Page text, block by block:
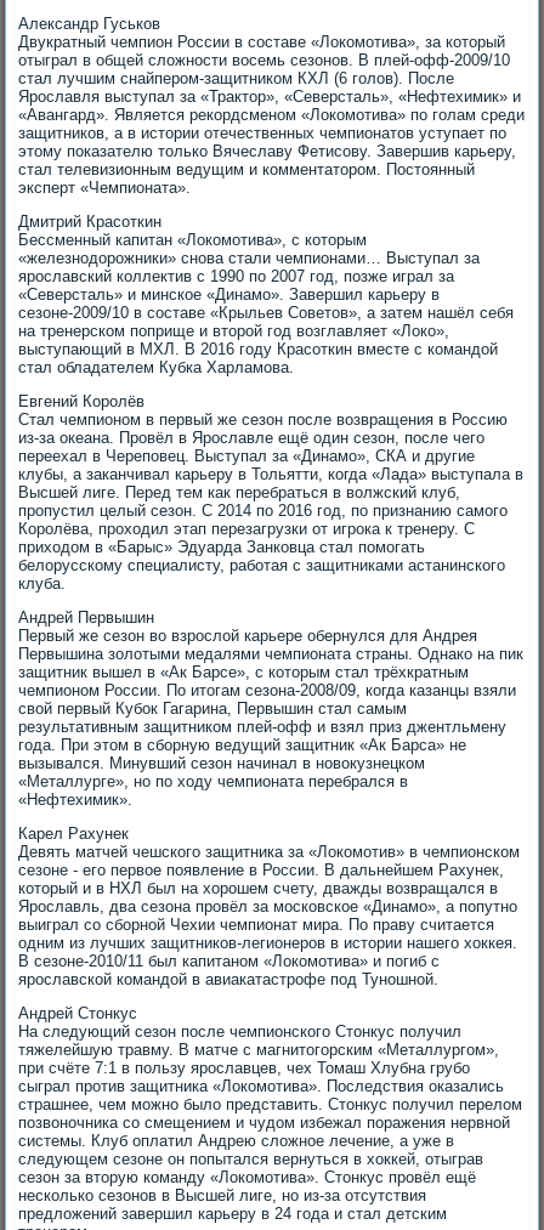
Александр Гуськов
Двукратный чемпион России в составе «Локомотива», за который
отыграл в общей сложности восемь сезонов. В плей-офф-2009/10
стал лучшим снайпером-защитником КХЛ (6 голов). После
Ярославля выступал за «Трактор», «Северсталь», «Нефтехимик» и
«Авангард». Является рекордсменом «Локомотива» по голам среди
защитников, а в истории отечественных чемпионатов уступает по
этому показателю только Вячеславу Фетисову. Завершив карьеру,
стал телевизионным ведущим и комментатором. Постоянный
эксперт «Чемпионата».
Дмитрий Красоткин
Бессменный капитан «Локомотива», с которым
«железнодорожники» снова стали чемпионами… Выступал за
ярославский коллектив с 1990 по 2007 год, позже играл за
«Северсталь» и минское «Динамо». Завершил карьеру в
сезоне-2009/10 в составе «Крыльев Советов», а затем нашёл себя
на тренерском поприще и второй год возглавляет «Локо»,
выступающий в МХЛ. В 2016 году Красоткин вместе с командой
стал обладателем Кубка Харламова.
Евгений Королёв
Стал чемпионом в первый же сезон после возвращения в Россию
из-за океана. Провёл в Ярославле ещё один сезон, после чего
переехал в Череповец. Выступал за «Динамо», СКА и другие
клубы, а заканчивал карьеру в Тольятти, когда «Лада» выступала в
Высшей лиге. Перед тем как перебраться в волжский клуб,
пропустил целый сезон. С 2014 по 2016 год, по признанию самого
Королёва, проходил этап перезагрузки от игрока к тренеру. С
приходом в «Барыс» Эдуарда Занковца стал помогать
белорусскому специалисту, работая с защитниками астанинского
клуба.
Андрей Первышин
Первый же сезон во взрослой карьере обернулся для Андрея
Первышина золотыми медалями чемпионата страны. Однако на пик
защитник вышел в «Ак Барсе», с которым стал трёхкратным
чемпионом России. По итогам сезона-2008/09, когда казанцы взяли
свой первый Кубок Гагарина, Первышин стал самым
результативным защитником плей-офф и взял приз джентльмену
года. При этом в сборную ведущий защитник «Ак Барса» не
вызывался. Минувший сезон начинал в новокузнецком
«Металлурге», но по ходу чемпионата перебрался в
«Нефтехимик».
Карел Рахунек
Девять матчей чешского защитника за «Локомотив» в чемпионском
сезоне - его первое появление в России. В дальнейшем Рахунек,
который и в НХЛ был на хорошем счету, дважды возвращался в
Ярославль, два сезона провёл за московское «Динамо», а попутно
выиграл со сборной Чехии чемпионат мира. По праву считается
одним из лучших защитников-легионеров в истории нашего хоккея.
В сезоне-2010/11 был капитаном «Локомотива» и погиб с
ярославской командой в авиакатастрофе под Туношной.
Андрей Стонкус
На следующий сезон после чемпионского Стонкус получил
тяжелейшую травму. В матче с магнитогорским «Металлургом»,
при счёте 7:1 в пользу ярославцев, чех Томаш Хлубна грубо
сыграл против защитника «Локомотива». Последствия оказались
страшнее, чем можно было представить. Стонкус получил перелом
позвоночника со смещением и чудом избежал поражения нервной
системы. Клуб оплатил Андрею сложное лечение, а уже в
следующем сезоне он попытался вернуться в хоккей, отыграв
сезон за вторую команду «Локомотива». Стонкус провёл ещё
несколько сезонов в Высшей лиге, но из-за отсутствия
предложений завершил карьеру в 24 года и стал детским